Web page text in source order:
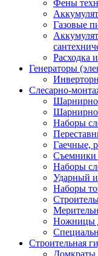
Фены
Газовые
Расходка
Генераторы
Слесарно-
Наборы
Гаечные,
Съемники
Наборы
Ударный
Наборы
Ножницы
Строительная
Домкраты